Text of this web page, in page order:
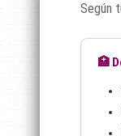
Según
🏥